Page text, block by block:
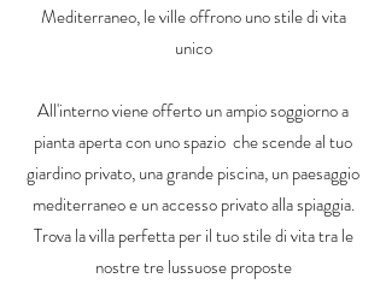
Mediterraneo, le ville offrono uno stile di vita
unico
All'interno viene offerto un ampio soggiorno a
pianta aperta con uno spazio che scende al tuo
giardino privato, una grande piscina, un paesaggio
mediterraneo e un accesso privato alla spiaggia.
Trova la villa perfetta per il tuo stile di vita tra le
nostre tre lussuose proposte